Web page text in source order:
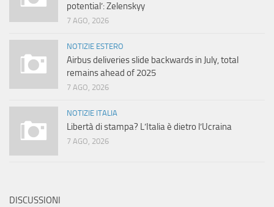
potential’: Zelenskyy
7 AGO, 2026
NOTIZIE ESTERO
Airbus deliveries slide backwards in July, total
remains ahead of 2025
7 AGO, 2026
NOTIZIE ITALIA
Libertà di stampa? L’Italia è dietro l’Ucraina
7 AGO, 2026
DISCUSSIONI